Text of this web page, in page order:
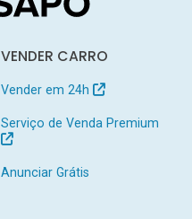
VENDER CARRO
Vender em 24h
Serviço de Venda Premium
Anunciar Grátis